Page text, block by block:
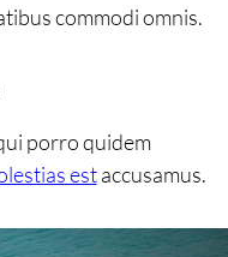
commodi omnis.
porro quidem
estaccusamus.